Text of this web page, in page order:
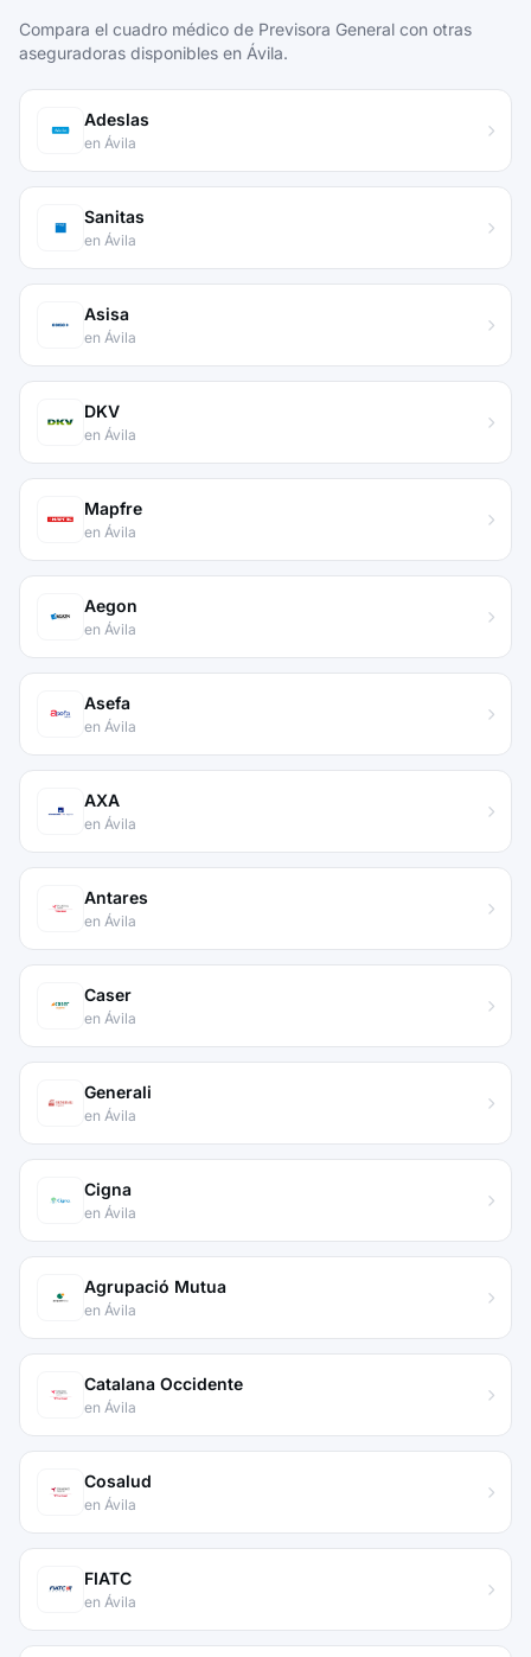
Compara el cuadro médico de Previsora General con otras
aseguradoras disponibles en Ávila.
Adeslas
en Ávila
Sanitas
en Ávila
Asisa
en Ávila
DKV
en Ávila
Mapfre
en Ávila
Aegon
en Ávila
Asefa
en Ávila
AXA
en Ávila
Antares
en Ávila
Caser
en Ávila
Generali
en Ávila
Cigna
en Ávila
Agrupació Mutua
en Ávila
Catalana Occidente
en Ávila
Cosalud
en Ávila
FIATC
en Ávila